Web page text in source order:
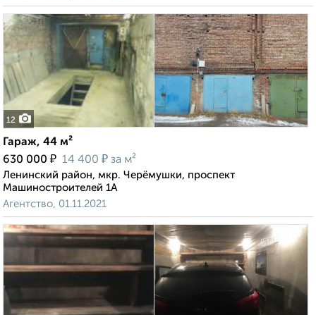
12
Гараж, 44 м²
630 000 ₽ 14 400 ₽ за м²
Ленинский район, мкр. Черёмушки, проспект
Машиностроителей 1А
Агентство, 01.11.2021